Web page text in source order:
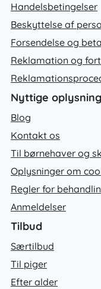
Handelsbetingelser
Beskyttelse af
Forsendelse og
Reklamation og
Nyttige
Blog
Kontakt os
Til børnehaver og
Oplysninger om
Regler for
Anmeldelser
Tilbud
Særtilbud
Til piger
Efter alder